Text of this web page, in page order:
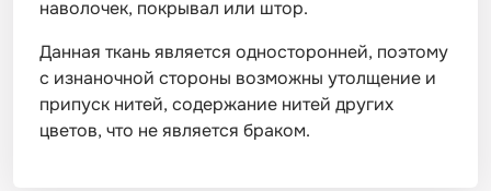
наволочек, покрывал или штор.
Данная ткань является односторонней, поэтому
с изнаночной стороны возможны утолщение и
припуск нитей, содержание нитей других
цветов, что не является браком.